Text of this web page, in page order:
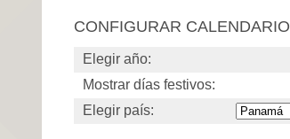
CONFIGURAR CALENDARIO
Elegir año:
Mostrar días festivos:
Elegir país: